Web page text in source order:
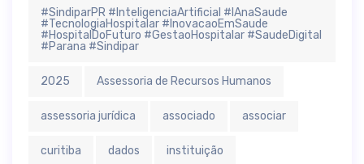
#SindiparPR #InteligenciaArtificial #IAnaSaude
#TecnologiaHospitalar #InovacaoEmSaude
#HospitalDoFuturo #GestaoHospitalar #SaudeDigital
#Parana #Sindipar
2025 Assessoria de Recursos Humanos
assessoria jurídica associado associar
curitiba dados instituição